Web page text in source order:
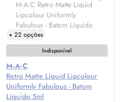
+ 22 opções
Indisponível
M·A·C
Retro Matte Liquid Lipcolour
Uniformly Fabulous - Batom
Líquido 5ml